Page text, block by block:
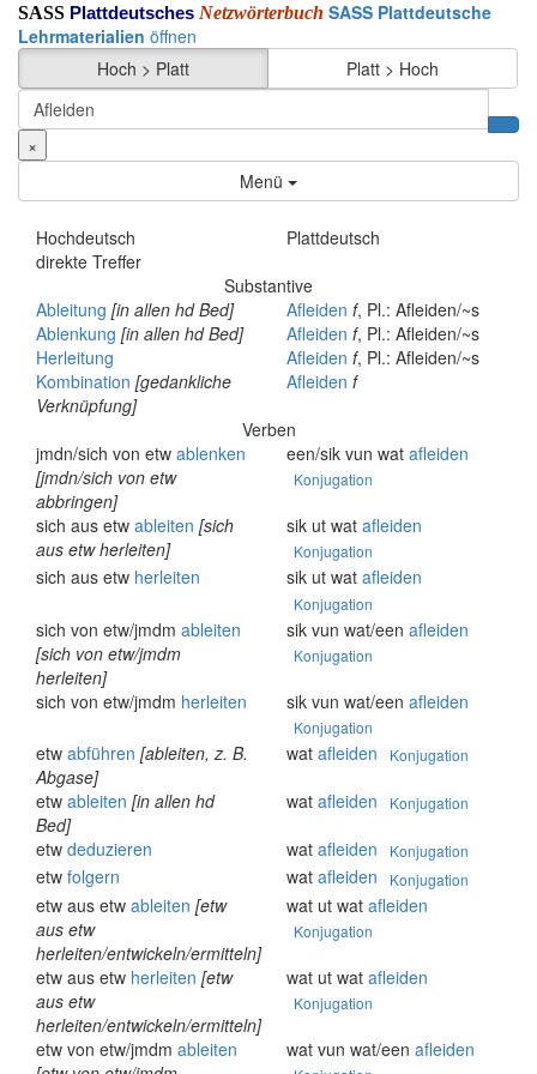
SASS Plattdeutsches Netzwörterbuch SASS Plattdeutsche
Lehrmaterialien öffnen
Hoch > Platt
Platt > Hoch
×
Menü
Hochdeutsch
Plattdeutsch
direkte Treffer
Substantive
Ableitung [in allen hd Bed] Afleiden f, Pl.: Afleiden/~s
Ablenkung [in allen hd Bed] Afleiden f, Pl.: Afleiden/~s
Herleitung
Afleiden f, Pl.: Afleiden/~s
Kombination [gedankliche
Verknüpfung]
Afleiden f
Verben
jmdn/sich von etw ablenken
[jmdn/sich von etw
abbringen]
een/sik vun wat afleiden
Konjugation
sich aus etw ableiten [sich
aus etw herleiten]
sik ut wat afleiden
Konjugation
sich aus etw herleiten sik ut wat afleiden
Konjugation
sich von etw/jmdm ableiten
[sich von etw/jmdm
herleiten]
sik vun wat/een afleiden
Konjugation
sich von etw/jmdm herleiten sik vun wat/een afleiden
Konjugation
etw abführen [ableiten, z. B.
Abgase]
wat afleiden Konjugation
etw ableiten [in allen hd
Bed]
wat afleiden Konjugation
etw deduzieren wat afleiden Konjugation
etw folgern wat afleiden Konjugation
etw aus etw ableiten [etw
aus etw
herleiten/entwickeln/ermitteln]
wat ut wat afleiden
Konjugation
etw aus etw herleiten [etw
aus etw
herleiten/entwickeln/ermitteln]
wat ut wat afleiden
Konjugation
etw von etw/jmdm ableiten
wat vun wat/een afleiden